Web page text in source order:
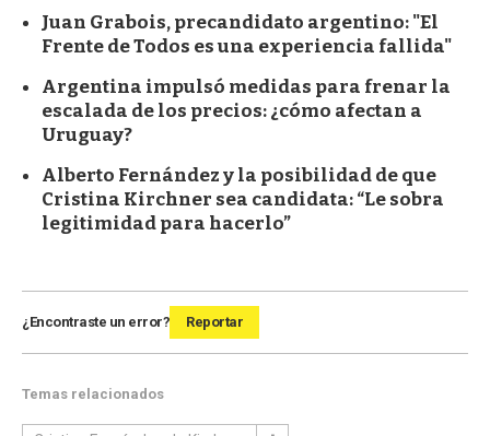
Juan Grabois, precandidato argentino: "El
Frente de Todos es una experiencia fallida"
Argentina impulsó medidas para frenar la
escalada de los precios: ¿cómo afectan a
Uruguay?
Alberto Fernández y la posibilidad de que
Cristina Kirchner sea candidata: “Le sobra
legitimidad para hacerlo”
¿Encontraste un error? Reportar
Temas relacionados